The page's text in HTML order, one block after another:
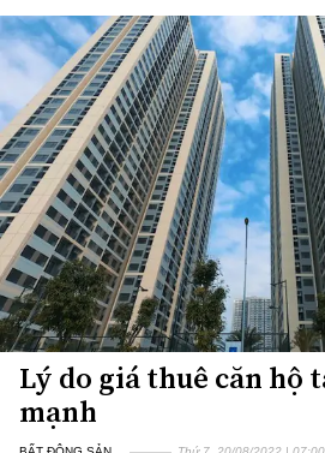
Lý do giá thuê căn hộ
mạnh